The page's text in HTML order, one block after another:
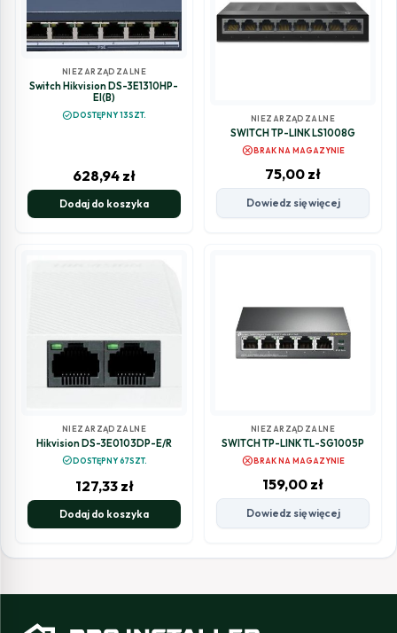
NIEZARZĄDZALNE
Switch Hikvision DS-3E1310HP-
EI(B)
check_circleDOSTĘPNY 13SZT.
628,94 zł
Dodaj do koszyka
NIEZARZĄDZALNE
SWITCH TP-LINK LS1008G
cancelBRAK NA MAGAZYNIE
75,00 zł
Dowiedz się więcej
NIEZARZĄDZALNE
Hikvision DS-3E0103DP-E/R
check_circleDOSTĘPNY 67SZT.
127,33 zł
Dodaj do koszyka
NIEZARZĄDZALNE
SWITCH TP-LINK TL-SG1005P
cancelBRAK NA MAGAZYNIE
159,00 zł
Dowiedz się więcej